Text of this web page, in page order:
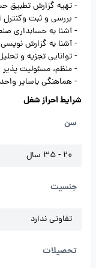
- تهیه گزارش تطبیق
- بررسی و ثبت وکنترل
- آشنا به حسابداری
- آشنا به گزارش نویسی
- توانایی تجزیه و
- منظم، مسئولیت پذیر
- هماهنگی باسایر
شرایط احراز شغل
سن
20 - 35 سال
جنسیت
تفاوتی ندارد
تحصیلات